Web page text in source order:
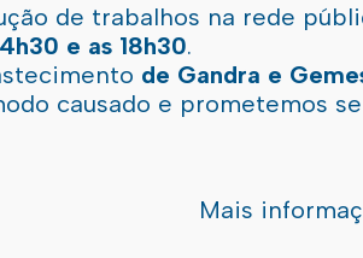
de trabalhos na rede
e as 18h30.
de Gandra e
causado e prometemos
Mais